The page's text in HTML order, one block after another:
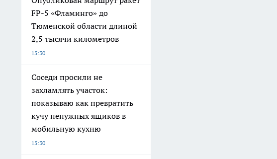
FP-5 «Фламинго» до
Тюменской области длиной
2,5 тысячи километров
15:30
Соседи просили не
захламлять участок:
показываю как превратить
кучу ненужных ящиков в
мобильную кухню
15:30